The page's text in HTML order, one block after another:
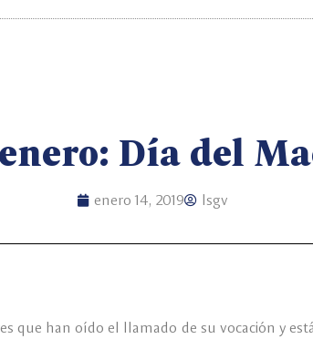
enero: Día del
enero 14, 2019 lsgv
que han oído el llamado de su vocación y